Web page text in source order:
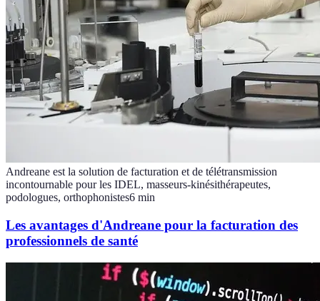
Andreane est la solution de facturation et de télétransmission
incontournable pour les IDEL, masseurs-kinésithérapeutes,
podologues, orthophonistes6 min
Les avantages d'Andreane pour la facturation des
professionnels de santé